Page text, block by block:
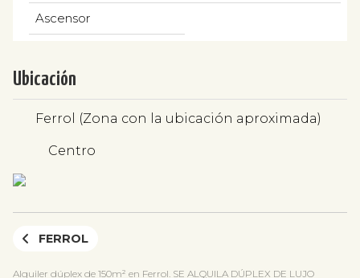
Ascensor
Ubicación
Ferrol (Zona con la ubicación aproximada)
Centro
FERROL
Alquiler dúplex de 150m² en Ferrol. SE ALQUILA DÚPLEX DE LUJO